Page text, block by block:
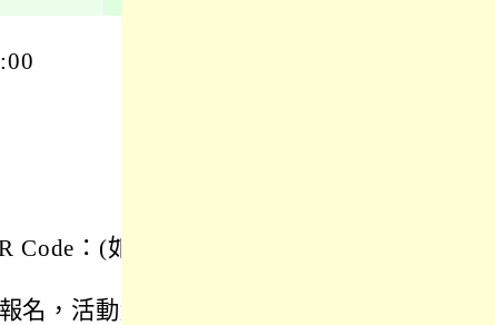
Code：(如
名，活動編